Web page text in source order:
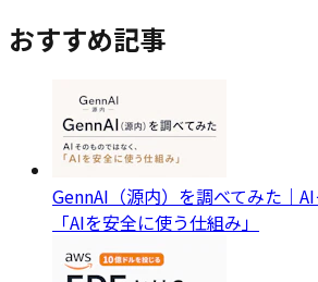
おすすめ記事
GennAI（源内）を調べてみた｜
「AIを安全に使う仕組み」